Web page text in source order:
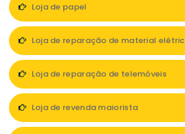
Loja de papel
Loja de reparação de material
Loja de reparação de telemóveis
Loja de revenda maiorista